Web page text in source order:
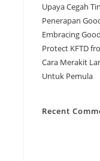
Upaya Cegah
Penerapan
Embracing
Protect KFTD
Cara Merakit
Untuk Pemula
Recent